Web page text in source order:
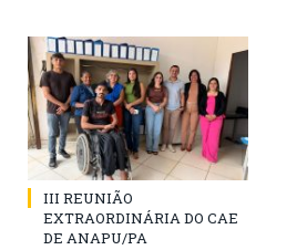
III REUNIÃO
EXTRAORDINÁRIA DO CAE
DE ANAPU/PA